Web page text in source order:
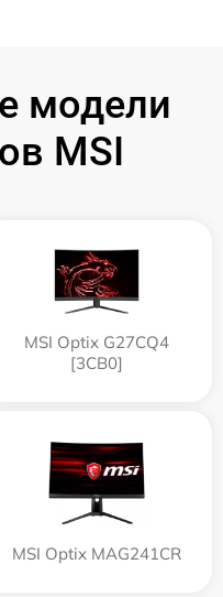
модели
MSI
MSI Optix G27CQ4
[3CB0]
MSI Optix MAG241CR